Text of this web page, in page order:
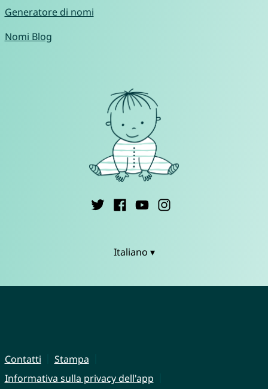
Generatore di nomi
Nomi Blog
Italiano ▾
Contatti
Stampa
Informativa sulla privacy dell'app